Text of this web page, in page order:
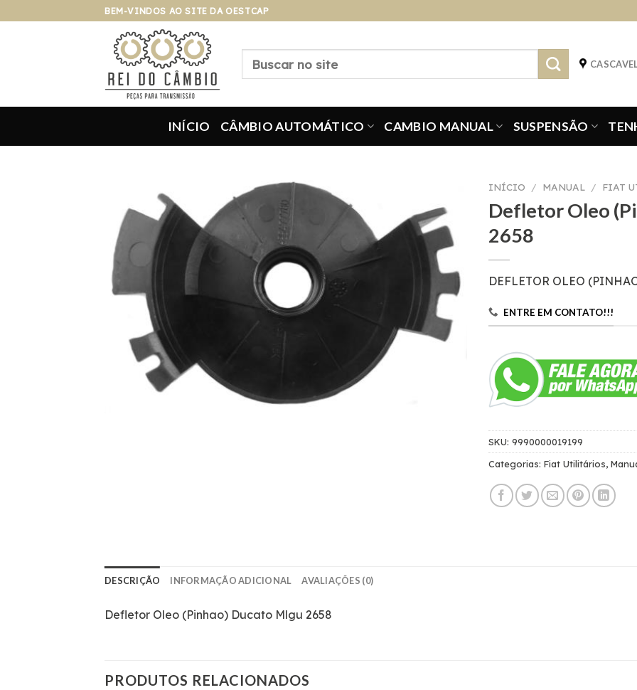
para
BEM-VINDOS AO SITE DA OESTCAP
Pesquisar
INÍCIO CÂMBIO AUTOMÁTICO CAMBIO MANUAL SUSPENSÃO
INÍCIO / MANUAL / FIAT
Defletor Oleo
2658
DEFLETOR OLEO
ENTRE EM CONTATO!!!
SKU: 9990000019199
Categorias: Fiat Utilitários,
DESCRIÇÃO INFORMAÇÃO ADICIONAL AVALIAÇÕES (0)
Defletor Oleo (Pinhao) Ducato Mlgu 2658
PRODUTOS RELACIONADOS